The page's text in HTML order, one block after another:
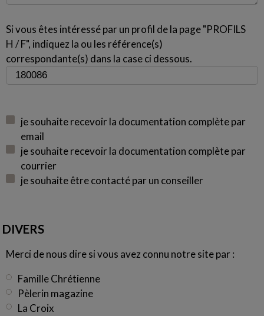
Si vous êtes intéressé par un profil de la page "PROFILS
H / F", indiquez la ou les référence(s)
correspondante(s) dans la case ci dessous.
je souhaite recevoir la documentation complète par
email
je souhaite recevoir la documentation complète par
courrier
je souhaite être contacté par un conseiller
DIVERS
Merci de nous dire si vous avez connu notre site par :
Famille Chrétienne
Pèlerin magazine
La Croix